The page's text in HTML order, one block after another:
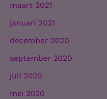
maart 2021
januari 2021
december 2020
september 2020
juli 2020
mei 2020